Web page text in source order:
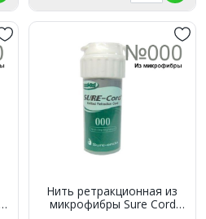
Нить ретракционная из
микрофибры Sure Cord